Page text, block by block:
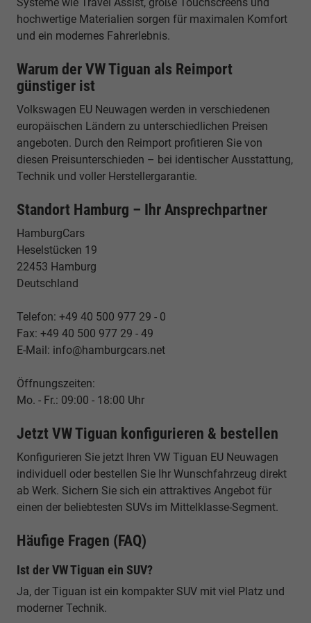
hochwertige Materialien sorgen für maximalen Komfort
und ein modernes Fahrerlebnis.
Warum der VW Tiguan als Reimport
günstiger ist
Volkswagen EU Neuwagen werden in verschiedenen
europäischen Ländern zu unterschiedlichen Preisen
angeboten. Durch den Reimport profitieren Sie von
diesen Preisunterschieden – bei identischer Ausstattung,
Technik und voller Herstellergarantie.
Standort Hamburg – Ihr Ansprechpartner
HamburgCars
Heselstücken 19
22453 Hamburg
Deutschland
Telefon: +49 40 500 977 29 - 0
Fax: +49 40 500 977 29 - 49
E-Mail: info@hamburgcars.net
Öffnungszeiten:
Mo. - Fr.: 09:00 - 18:00 Uhr
Jetzt VW Tiguan konfigurieren & bestellen
Konfigurieren Sie jetzt Ihren VW Tiguan EU Neuwagen
individuell oder bestellen Sie Ihr Wunschfahrzeug direkt
ab Werk. Sichern Sie sich ein attraktives Angebot für
einen der beliebtesten SUVs im Mittelklasse-Segment.
Häufige Fragen (FAQ)
Ist der VW Tiguan ein SUV?
Ja, der Tiguan ist ein kompakter SUV mit viel Platz und
moderner Technik.